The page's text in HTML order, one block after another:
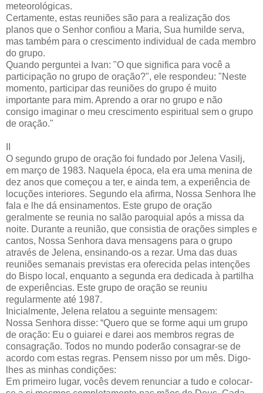
meteorológicas.
Certamente, estas reuniões são para a realização dos
planos que o Senhor confiou a Maria, Sua humilde serva,
mas também para o crescimento individual de cada membro
do grupo.
Quando perguntei a Ivan: "O que significa para você a
participação no grupo de oração?", ele respondeu: "Neste
momento, participar das reuniões do grupo é muito
importante para mim. Aprendo a orar no grupo e não
consigo imaginar o meu crescimento espiritual sem o grupo
de oração."
O segundo grupo de oração foi fundado por Jelena Vasilj,
em março de 1983. Naquela época, ela era uma menina de
dez anos que começou a ter, e ainda tem, a experiência de
locuções interiores. Segundo ela afirma, Nossa Senhora lhe
fala e lhe dá ensinamentos. Este grupo de oração
geralmente se reunia no salão paroquial após a missa da
noite. Durante a reunião, que consistia de orações simples e
cantos, Nossa Senhora dava mensagens para o grupo
através de Jelena, ensinando-os a rezar. Uma das duas
reuniões semanais previstas era oferecida pelas intenções
do Bispo local, enquanto a segunda era dedicada à partilha
de experiências. Este grupo de oração se reuniu
regularmente até 1987.
Inicialmente, Jelena relatou a seguinte mensagem:
Nossa Senhora disse: “Quero que se forme aqui um grupo
de oração: Eu o guiarei e darei aos membros regras de
consagração. Todos no mundo poderão consagrar-se de
acordo com estas regras. Pensem nisso por um mês. Digo-
lhes as minhas condições:
Em primeiro lugar, vocês devem renunciar a tudo e colocar-